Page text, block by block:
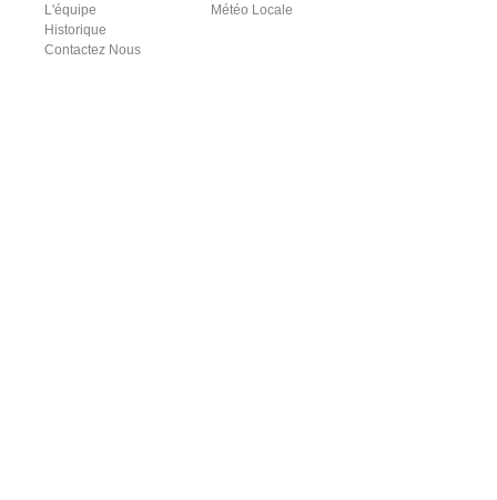
L'équipe
Historique
Contactez Nous
Météo Locale